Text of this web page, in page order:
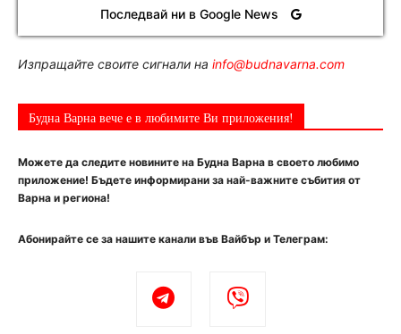
Последвай ни в Google News
Изпращайте своите сигнали на info@budnavarna.com
Будна Варна вече е в любимите Ви приложения!
Можете да следите новините на Будна Варна в своето любимо
приложение! Бъдете информирани за най-важните събития от
Варна и региона!
Абонирайте се за нашите канали във Вайбър и Телеграм: